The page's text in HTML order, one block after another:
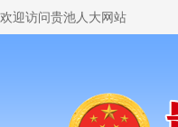
欢迎访问贵池人大网站